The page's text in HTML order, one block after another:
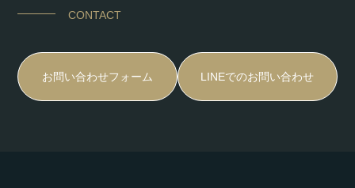
CONTACT
お問い合わせフォーム LINEでのお問い合わせ